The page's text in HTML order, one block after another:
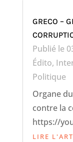
GRECO –
Publié le
Édito,
Politique
Organe
contre la
https://
LIRE